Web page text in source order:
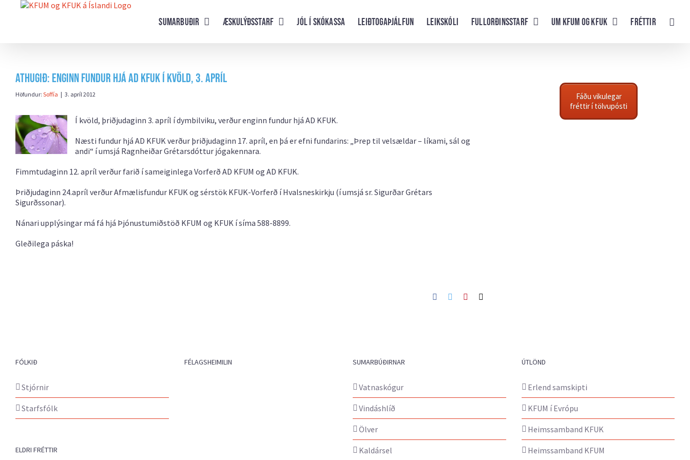
Sumarbuðir Æskulýðsstarf Jól í skókassa Leiðtogaþjálfun Leikskóli Fullorðinsstarf UM KFUM og KFUK Fréttir
Athugið: Enginn fundur hjá AD KFUK í kvöld, 3. apríl
Höfundur: Soffía | 3. apríl 2012
Í kvöld, þriðjudaginn 3. apríl í dymbilviku, verður enginn fundur hjá AD KFUK.
Næsti fundur hjá AD KFUK verður þriðjudaginn 17. apríl, en þá er efni fundarins: „Þrep til velsældar – líkami, sál og
andi“ í umsjá Ragnheiðar Grétarsdóttur jógakennara.
Fimmtudaginn 12. apríl verður farið í sameiginlega Vorferð AD KFUM og AD KFUK.
Þriðjudaginn 24.apríl verður Afmælisfundur KFUK og sérstök KFUK-Vorferð í Hvalsneskirkju (í umsjá sr. Sigurðar Grétars
Sigurðssonar).
Nánari upplýsingar má fá hjá Þjónustumiðstöð KFUM og KFUK í síma 588-8899.
Gleðilega páska!
Facebook
TwitterPinterest
Fáðu vikulegar
fréttir í tölvupósti
FÓLKIÐ
Stjórnir
Starfsfólk
ELDRI FRÉTTIR
FÉLAGSHEIMILIN SUMARBÚÐIRNAR
Vatnaskógur
Vindáshlíð
Ölver
Kaldársel
ÚTLÖND
Erlend samskipti
KFUM í Evrópu
Heimssamband KFUK
Heimssamband KFUM